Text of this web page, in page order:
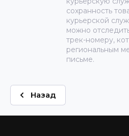
сохранность
курьерской
можно
трек-номеру,
региональным
письме.
Назад